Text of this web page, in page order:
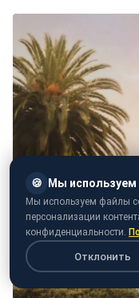
🍪 Мы
Мы используем файлы
персонализации
конфиденциальности.
Отклонить